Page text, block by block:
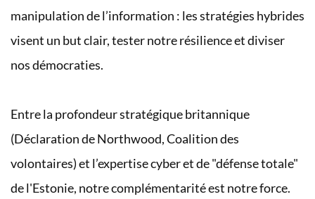
manipulation de l’information : les stratégies hybrides
visent un but clair, tester notre résilience et diviser
nos démocraties.
Entre la profondeur stratégique britannique
(Déclaration de Northwood, Coalition des
volontaires) et l’expertise cyber et de "défense totale"
de l'Estonie, notre complémentarité est notre force.